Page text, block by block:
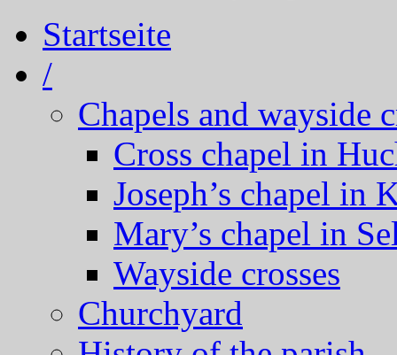
Startseite
/
Chapels and wayside
Cross chapel in
Joseph’s chapel in
Mary’s chapel in
Wayside crosses
Churchyard